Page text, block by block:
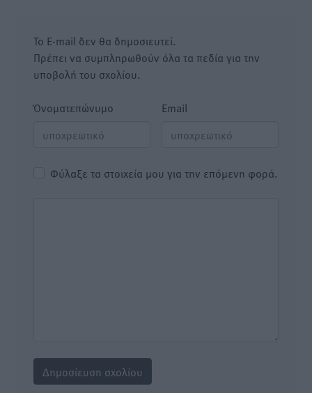
Το E-mail δεν θα δημοσιευτεί.
Πρέπει να συμπληρωθούν όλα τα πεδία για την
υποβολή του σχολίου.
Όνοματεπώνυμο Email
Φύλαξε τα στοιχεία μου για την επόμενη φορά.